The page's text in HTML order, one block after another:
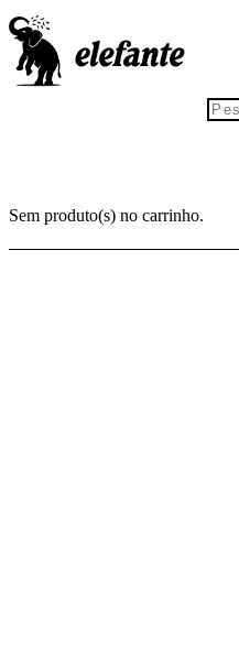
Sem produto(s) no carrinho.